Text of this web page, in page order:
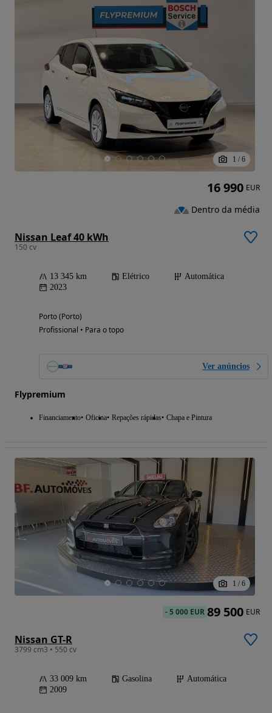
1 / 6
Nissan Leaf 40 kWh
150 cv
13 345 km Elétrico
Automática
2023
Porto (Porto)
Profissional • Para o topo
Ver anúncios
Flypremium
Financiamento Oficina Repações rápidas Chapa e Pintura
16 990 EUR
Dentro da média
1 / 6
Nissan GT-R
3799 cm3 • 550 cv
33 009 km Gasolina
Automática
2009
-5 000 EUR 89 500 EUR